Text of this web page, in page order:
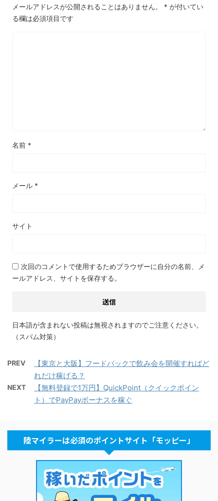
メールアドレスが公開されることはありません。 * が付いてい
る欄は必須項目です
名前 *
メール *
サイト
次回のコメントで使用するためブラウザーに自分の名前、メ
ールアドレス、サイトを保存する。
日本語が含まれない投稿は無視されますのでご注意ください。
（スパム対策）
PREV
【東京と大阪】フードバックで飲み会を開催すればど
れだけ稼げる？
NEXT
【無料登録で1万円】QuickPoint（クイックポイン
ト）でPayPayボーナスを稼ぐ
陸マイラーは必須のポイントサイト「モッピー」